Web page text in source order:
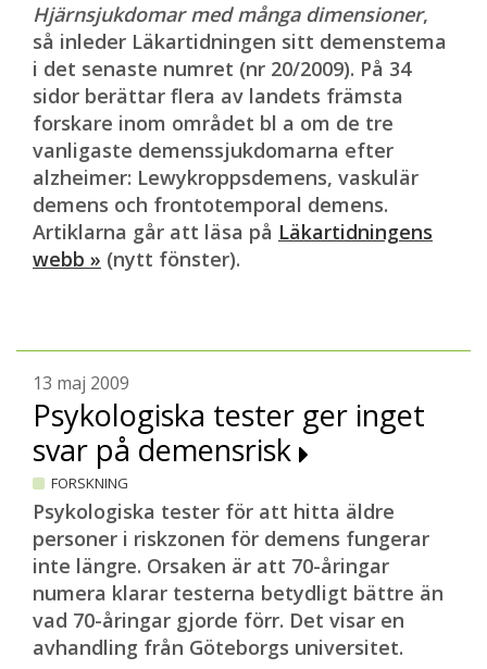
Hjärnsjukdomar med många dimensioner,
så inleder Läkartidningen sitt demenstema
i det senaste numret (nr 20/2009). På 34
sidor berättar flera av landets främsta
forskare inom området bl a om de tre
vanligaste demenssjukdomarna efter
alzheimer: Lewykroppsdemens, vaskulär
demens och frontotemporal demens.
Artiklarna går att läsa på Läkartidningens
webb » (nytt fönster).
13 maj 2009
Psykologiska tester ger inget
svar på demensrisk
FORSKNING
Psykologiska tester för att hitta äldre
personer i riskzonen för demens fungerar
inte längre. Orsaken är att 70-åringar
numera klarar testerna betydligt bättre än
vad 70-åringar gjorde förr. Det visar en
avhandling från Göteborgs universitet.